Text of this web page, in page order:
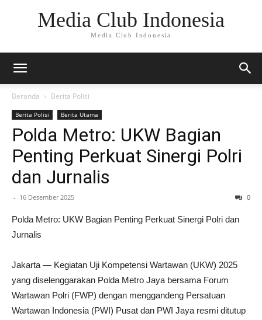
Media Club Indonesia
Media Club Indonesia
Beranda Berita Polisi
Berita Polisi Berita Utama
Polda Metro: UKW Bagian
Penting Perkuat Sinergi Polri
dan Jurnalis
- 16 Desember 2025 0
Polda Metro: UKW Bagian Penting Perkuat Sinergi Polri dan
Jurnalis
Jakarta — Kegiatan Uji Kompetensi Wartawan (UKW) 2025
yang diselenggarakan Polda Metro Jaya bersama Forum
Wartawan Polri (FWP) dengan menggandeng Persatuan
Wartawan Indonesia (PWI) Pusat dan PWI Jaya resmi ditutup